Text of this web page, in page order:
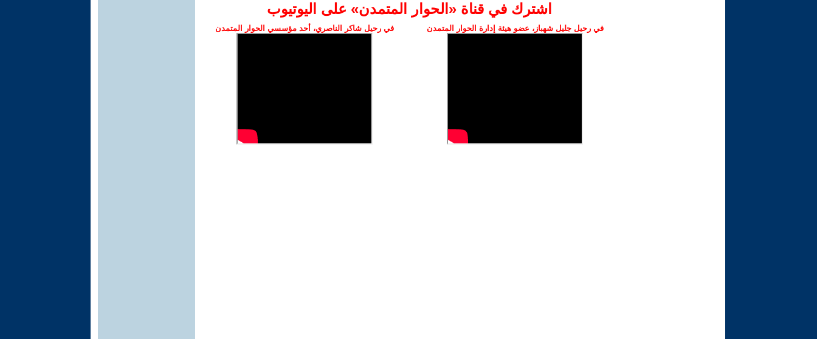
اشترك في قناة ‫«الحوار المتمدن» على اليوتيوب
في رحيل جليل شهباز، عضو هيئة إدارة الحوار المتمدن في رحيل شاكر الناصري، أحد مؤسسي الحوار المتمدن